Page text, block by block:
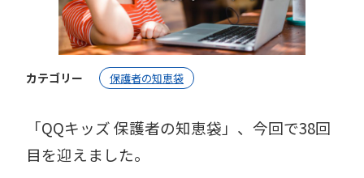
カテゴリー 保護者の知恵袋
「QQキッズ 保護者の知恵袋」、今回で38回
目を迎えました。